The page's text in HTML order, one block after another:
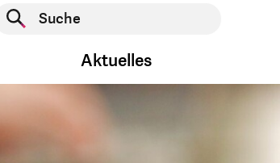
Suche starten
Aktuelles